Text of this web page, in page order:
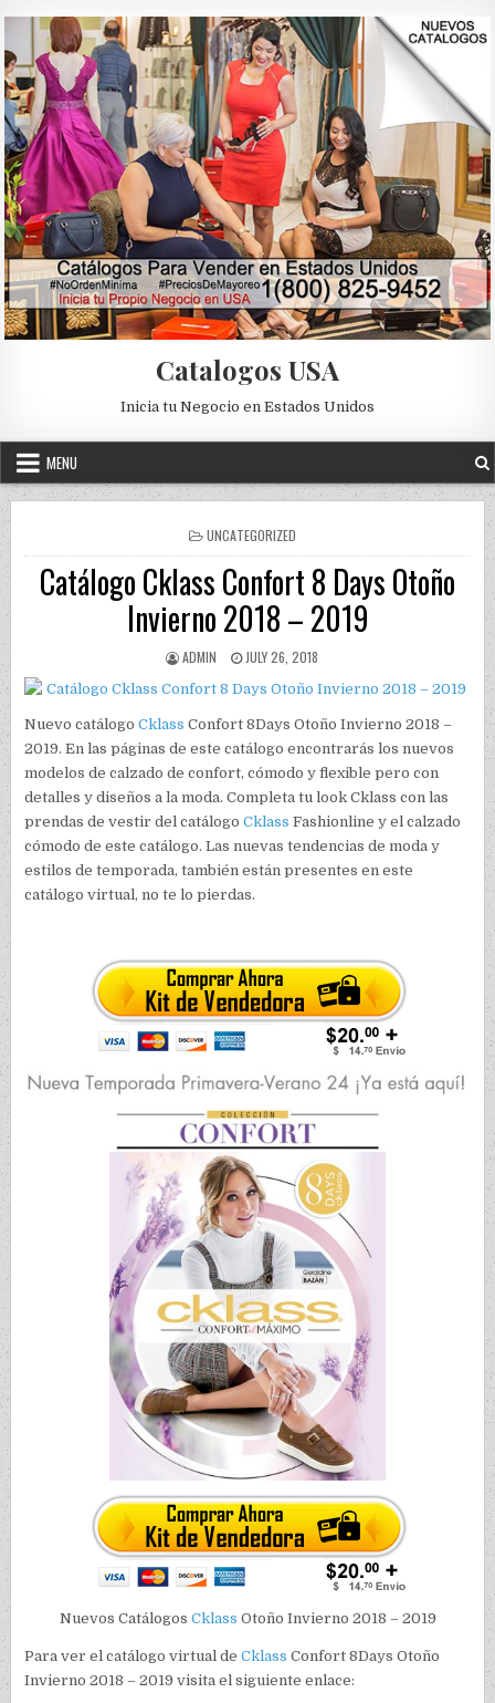
Catalogos USA
Inicia tu Negocio en Estados Unidos
MENU
POSTED IN
UNCATEGORIZED
Catálogo Cklass Confort 8 Days Otoño
Invierno 2018 – 2019
AUTHOR:
ADMIN PUBLISHED DATE:
JULY 26, 2018
Nuevo catálogoCklass Confort 8Days Otoño Invierno 2018 –
2019. En las páginas de este catálogo encontrarás los nuevos
modelos de calzado de confort, cómodo y flexible pero con
detalles y diseños a la moda. Completa tu look Cklass con las
prendas de vestir del catálogoCklass Fashionline y el calzado
cómodo de este catálogo. Las nuevas tendencias de moda y
estilos de temporada, también están presentes en este
catálogo virtual, no te lo pierdas.
Nuevos Catálogos Cklass Otoño Invierno 2018 – 2019
Para ver el catálogo virtual deCklass Confort 8Days Otoño
Invierno 2018 – 2019 visita el siguiente enlace: